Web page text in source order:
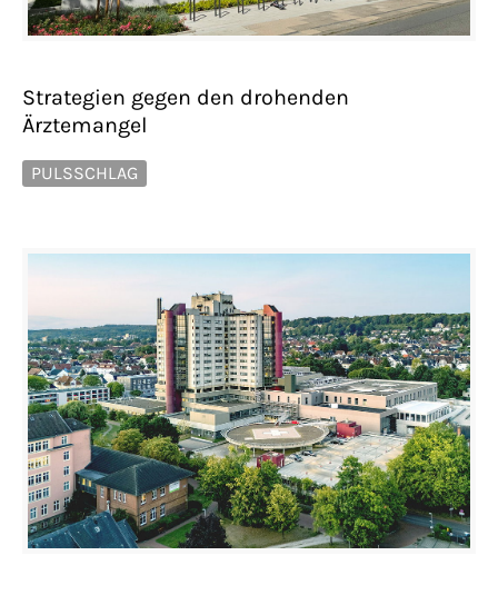
Strategien gegen den drohenden
Ärztemangel
PULSSCHLAG